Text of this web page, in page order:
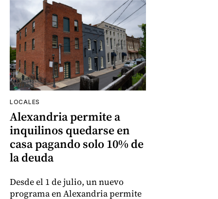
LOCALES
Alexandria permite a
inquilinos quedarse en
casa pagando solo 10% de
la deuda
Desde el 1 de julio, un nuevo
programa en Alexandria permite